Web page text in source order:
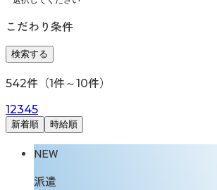
こだわり条件
検索する
542件（1件～10件）
12345
新着順 時給順
NEW
派遣